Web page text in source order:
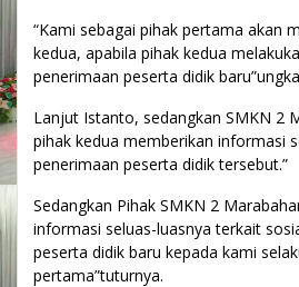
“Kami sebagai pihak pertama akan
kedua, apabila pihak kedua
penerimaan peserta didik
Lanjut Istanto, sedangkan SMKN 2
pihak kedua memberikan informasi
penerimaan peserta didik tersebut.”
Sedangkan Pihak SMKN 2
informasi seluas-luasnya terkait
peserta didik baru kepada kami
pertama”tuturnya.